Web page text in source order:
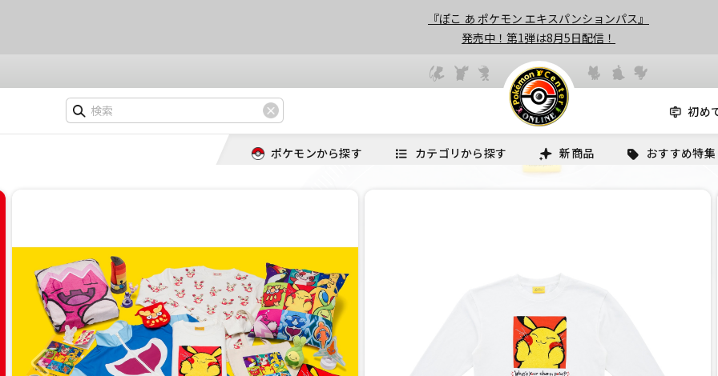
『ぽこ あ ポケモン エキスパンションパス』
発売中！第1弾は8月5日配信！
初め
ポケモンから探す カテゴリから探す 新商品 おすすめ特集